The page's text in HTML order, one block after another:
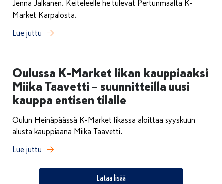
Jenna Jalkanen. Keiteleelle he tulevat Pertunmaalta K-
Market Karpalosta.
Lue juttu
Oulussa K-Market Iikan kauppiaaksi
Miika Taavetti – suunnitteilla uusi
kauppa entisen tilalle
Oulun Heinäpäässä K-Market Iikassa aloittaa syyskuun
alusta kauppiaana Miika Taavetti.
Lue juttu
Lataa lisää